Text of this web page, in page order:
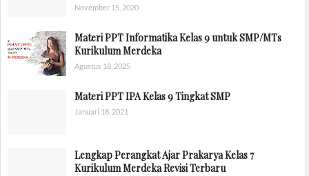
November 15, 2020
Materi PPT Informatika Kelas 9 untuk SMP/MTs
Kurikulum Merdeka
Agustus 18, 2025
Materi PPT IPA Kelas 9 Tingkat SMP
Januari 18, 2021
Lengkap Perangkat Ajar Prakarya Kelas 7
Kurikulum Merdeka Revisi Terbaru